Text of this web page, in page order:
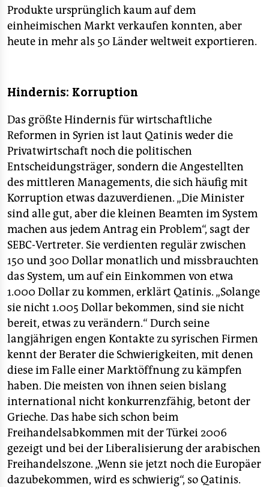
Produkte ursprünglich kaum auf dem
einheimischen Markt verkaufen konnten, aber
heute in mehr als 50 Länder weltweit exportieren.
Hindernis: Korruption
Das größte Hindernis für wirtschaftliche
Reformen in Syrien ist laut Qatinis weder die
Privatwirtschaft noch die politischen
Entscheidungsträger, sondern die Angestellten
des mittleren Managements, die sich häufig mit
Korruption etwas dazuverdienen. „Die Minister
sind alle gut, aber die kleinen Beamten im System
machen aus jedem Antrag ein Problem“, sagt der
SEBC-Vertreter. Sie verdienten regulär zwischen
150 und 300 Dollar monatlich und missbrauchten
das System, um auf ein Einkommen von etwa
1.000 Dollar zu kommen, erklärt Qatinis. „Solange
sie nicht 1.005 Dollar bekommen, sind sie nicht
bereit, etwas zu verändern.“ Durch seine
langjährigen engen Kontakte zu syrischen Firmen
kennt der Berater die Schwierigkeiten, mit denen
diese im Falle einer Marktöffnung zu kämpfen
haben. Die meisten von ihnen seien bislang
international nicht konkurrenzfähig, betont der
Grieche. Das habe sich schon beim
Freihandelsabkommen mit der Türkei 2006
gezeigt und bei der Liberalisierung der arabischen
Freihandelszone. „Wenn sie jetzt noch die Europäer
dazubekommen, wird es schwierig“, so Qatinis.